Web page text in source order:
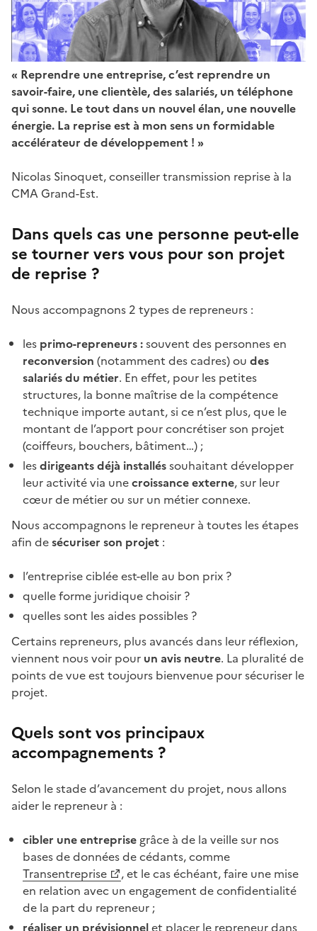
« Reprendre une entreprise, c’est reprendre un
savoir-faire, une clientèle, des salariés, un téléphone
qui sonne. Le tout dans un nouvel élan, une nouvelle
énergie. La reprise est à mon sens un formidable
accélérateur de développement ! »
Nicolas Sinoquet, conseiller transmission reprise à la
CMA Grand-Est.
Dans quels cas une personne peut-elle
se tourner vers vous pour son projet
de reprise ?
Nous accompagnons 2 types de repreneurs :
les primo-repreneurs :souvent des personnes en
reconversion (notamment des cadres) ou des
salariés du métier. En effet, pour les petites
structures, la bonne maîtrise de la compétence
technique importe autant, si ce n’est plus, que le
montant de l’apport pour concrétiser son projet
(coiffeurs, bouchers, bâtiment…) ;
lesdirigeants déjà installéssouhaitant développer
leur activité via unecroissance externe, sur leur
cœur de métier ou sur un métier connexe.
Nous accompagnons le repreneur à toutes les étapes
afin desécuriser son projet :
l’entreprise ciblée est-elle au bon prix ?
quelle forme juridique choisir ?
quelles sont les aides possibles ?
Certains repreneurs, plus avancés dans leur réflexion,
viennent nous voir pour un avis neutre. La pluralité de
points de vue est toujours bienvenue pour sécuriser le
projet.
Quels sont vos principaux
accompagnements ?
Selon le stade d’avancement du projet, nous allons
aider le repreneur à :
cibler une entreprisegrâce à de la veille sur nos
bases de données de cédants, comme
Transentreprise
, et le cas échéant, faire une mise
en relation avec un engagement de confidentialité
de la part du repreneur ;